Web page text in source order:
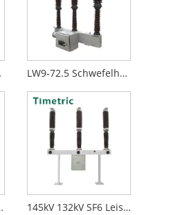
LW9-72.5 Schwefelhexafluorid-Leistungsschalter
145kV 132kV SF6 Leistungsschalter